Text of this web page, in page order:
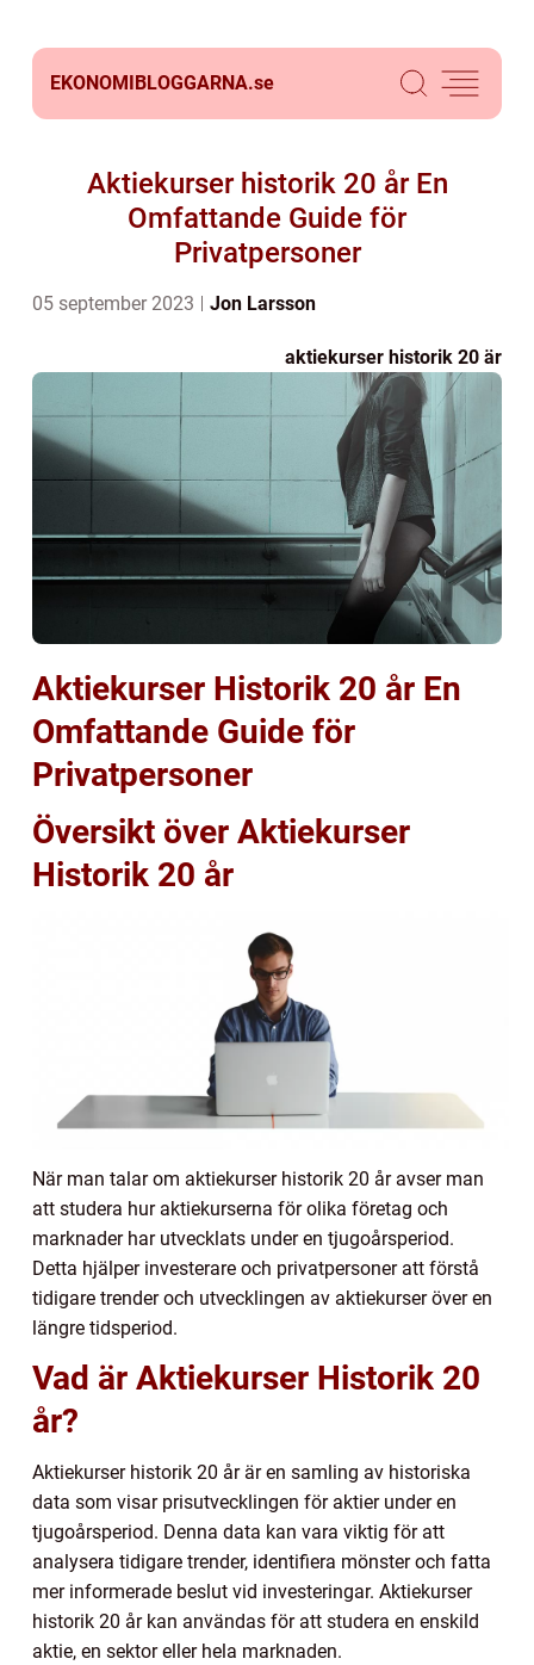
EKONOMIBLOGGARNA.se
Aktiekurser historik 20 år En
Omfattande Guide för
Privatpersoner
05 september 2023 Jon Larsson
aktiekurser historik 20 är
Aktiekurser Historik 20 år En
Omfattande Guide för
Privatpersoner
Översikt över Aktiekurser
Historik 20 år
När man talar om aktiekurser historik 20 år avser man
att studera hur aktiekurserna för olika företag och
marknader har utvecklats under en tjugoårsperiod.
Detta hjälper investerare och privatpersoner att förstå
tidigare trender och utvecklingen av aktiekurser över en
längre tidsperiod.
Vad är Aktiekurser Historik 20
år?
Aktiekurser historik 20 år är en samling av historiska
data som visar prisutvecklingen för aktier under en
tjugoårsperiod. Denna data kan vara viktig för att
analysera tidigare trender, identifiera mönster och fatta
mer informerade beslut vid investeringar. Aktiekurser
historik 20 år kan användas för att studera en enskild
aktie, en sektor eller hela marknaden.